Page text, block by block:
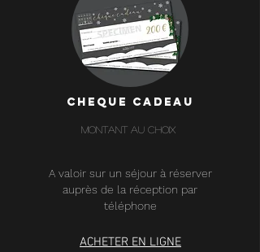
CHEQUE CADEAU
montant AU CHOIX
A valoir sur un séjour à réserver
auprès de la réception par
téléphone
ACHETER EN LIGNE